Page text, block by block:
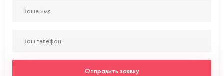
Отправить заявку